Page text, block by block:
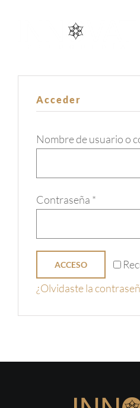
Acceder
Nombre de usuario o
Contraseña *
ACCESO
¿Olvidaste la